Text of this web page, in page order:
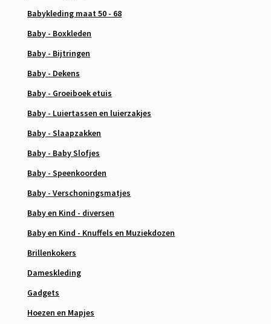
Babykleding maat 50 - 68
Baby - Boxkleden
Baby - Bijtringen
Baby - Dekens
Baby - Groeiboek etuis
Baby - Luiertassen en luierzakjes
Baby - Slaapzakken
Baby - Baby Slofjes
Baby - Speenkoorden
Baby - Verschoningsmatjes
Baby en Kind - diversen
Baby en Kind - Knuffels en Muziekdozen
Brillenkokers
Dameskleding
Gadgets
Hoezen en Mapjes